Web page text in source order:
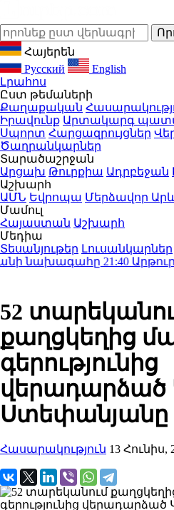
Հայերեն
Русский
English
Լրահոս
Ըստ թեմաների
Քաղաքական
Իրավունք Արտակարգ
Սպորտ Հարցազրույցներ
Ծաղրանկարներ
Տարածաշրջան
Արցախ Թուրքիա Ադրբեջան
Աշխարհ
ԱՄՆ Եվրոպա Մերձավոր
Մամուլ
Հայաստան Աշխարհ
Մեդիա
Տեսանյութեր Լուսանկարներ
նախագահը21:40Արթուր
52
քաղցկեղից
գերությունից
վերադարձած
Ստեփանյանը
Հասարակություն 13 Հունիս,